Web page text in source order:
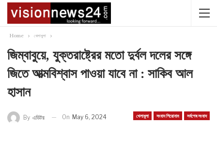
Home খেলাধুলা
জিম্বাবুয়ে, যুক্তরাষ্ট্রের মতো দুর্বল দলের সঙ্গে
জিতে আত্মবিশ্বাস পাওয়া যাবে না : সাকিব আল
হাসান
খেলাধুলা সংবাদ শিরোনাম সর্বশেষ সংবাদ
By এডিটর On May 6, 2024